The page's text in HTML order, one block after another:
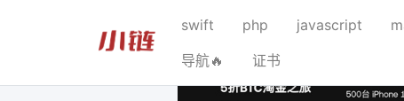
swift php javascript
导航🔥
证书